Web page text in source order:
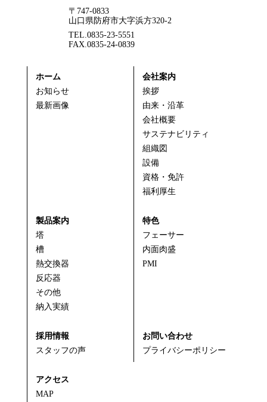
〒747-0833
山口県防府市大字浜方320-2
TEL.0835-23-5551
FAX.0835-24-0839
ホーム
お知らせ
最新画像
会社案内
挨拶
由来・沿革
会社概要
サステナビリティ
組織図
設備
資格・免許
福利厚生
製品案内
塔
槽
熱交換器
反応器
その他
納入実績
特色
フェーサー
内面肉盛
PMI
採用情報
スタッフの声
お問い合わせ
プライバシーポリシー
アクセス
MAP